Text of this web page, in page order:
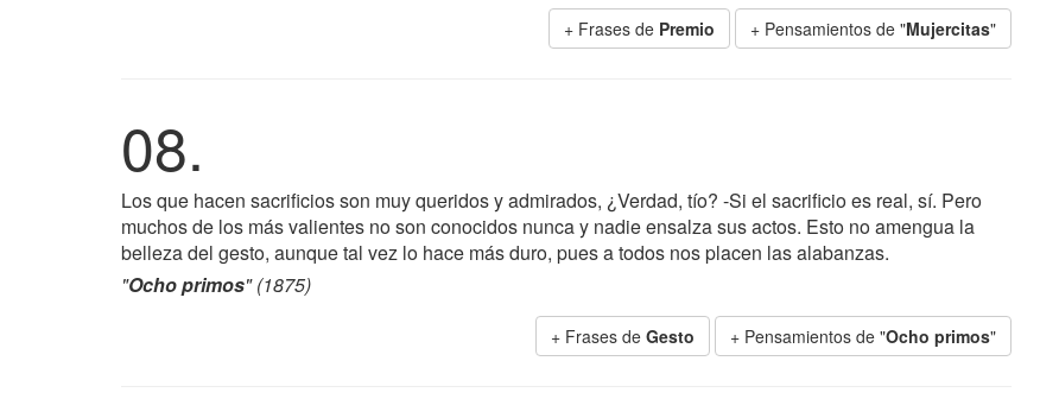
+ Frases de Premio + Pensamientos de "Mujercitas"
08.
Los que hacen sacrificios son muy queridos y admirados, ¿Verdad, tío? -Si el sacrificio es real, sí. Pero
muchos de los más valientes no son conocidos nunca y nadie ensalza sus actos. Esto no amengua la
belleza del gesto, aunque tal vez lo hace más duro, pues a todos nos placen las alabanzas.
"Ocho primos" (1875)
+ Frases de Gesto + Pensamientos de "Ocho primos"